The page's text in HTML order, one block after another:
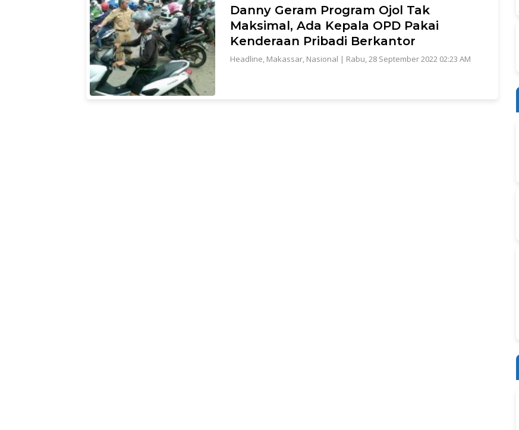
Danny Geram Program Ojol Tak
Maksimal, Ada Kepala OPD Pakai
Kenderaan Pribadi Berkantor
Headline, Makassar, Nasional | Rabu, 28 September 2022 02:23 AM